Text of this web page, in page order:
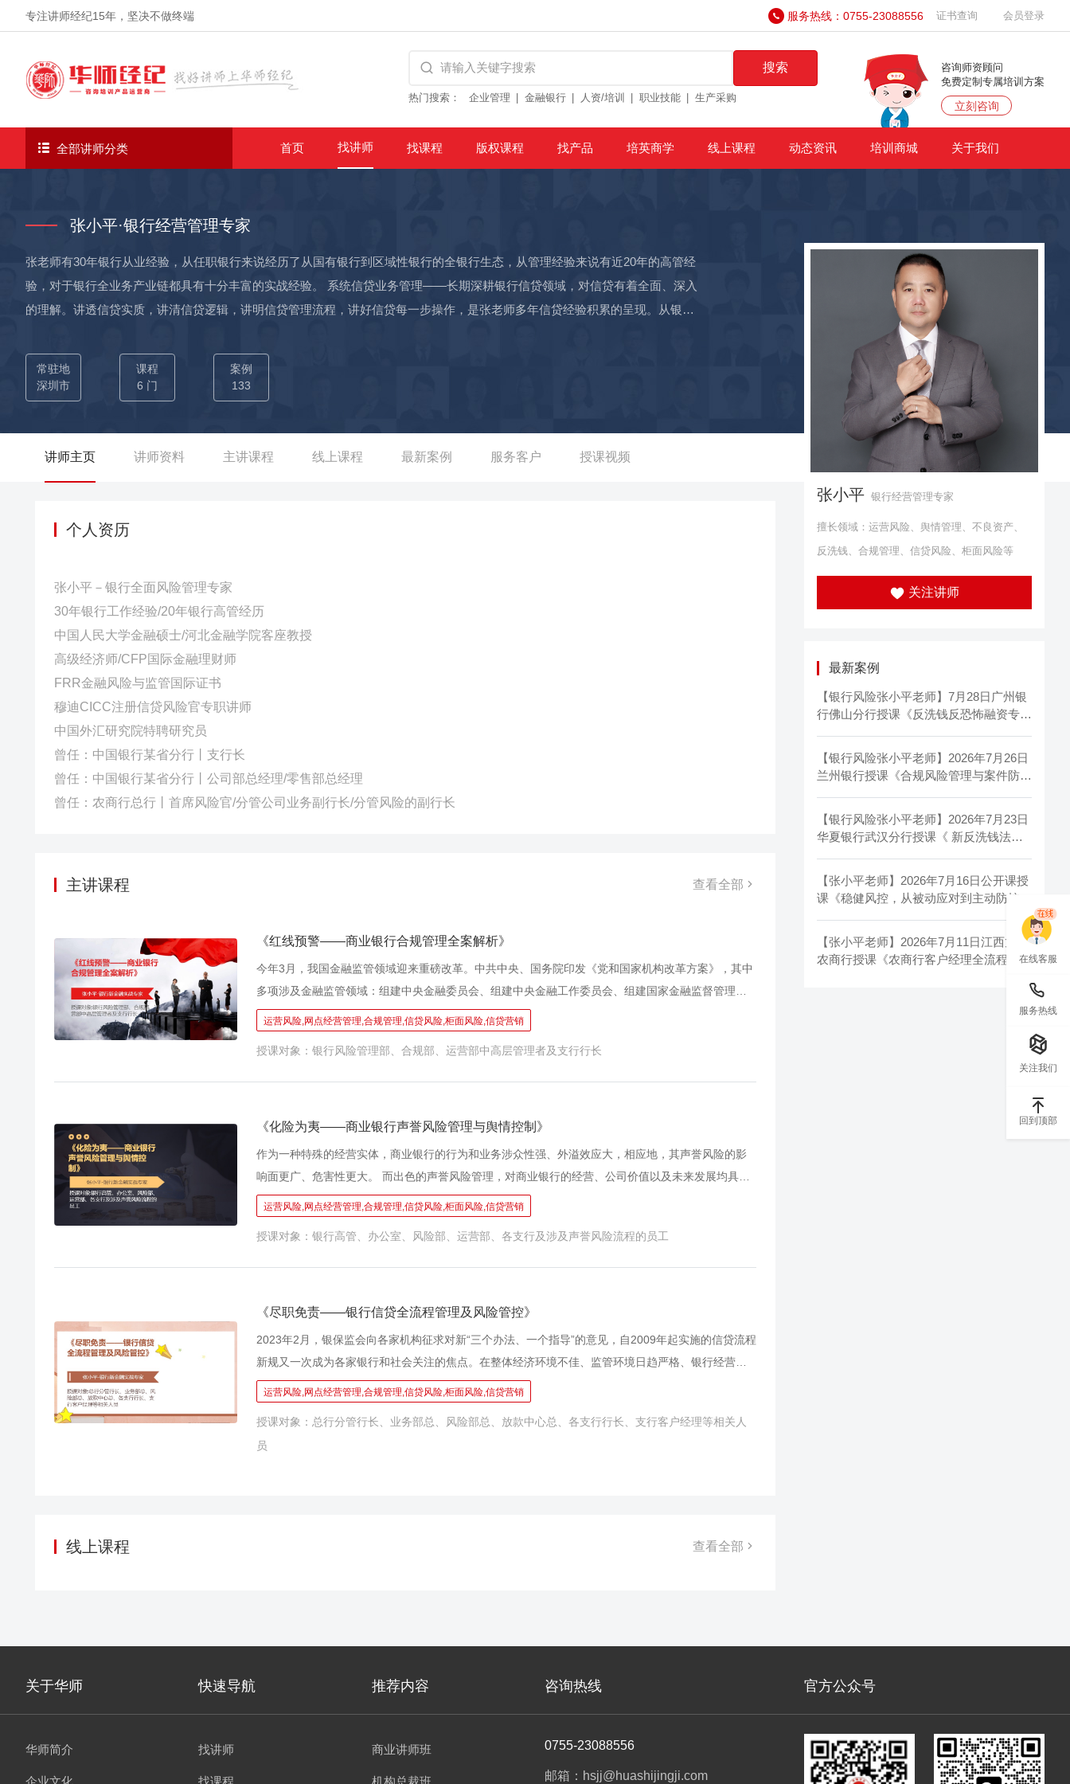
专注讲师经纪15年 ，坚决不做终端 服务热线：0755-23088556 证书查询 会员登录
搜索
热门搜索： 企业管理 金融银行 人资/培训 职业技能 生产采购
咨询师资顾问
免费定制专属培训方案
立刻咨询
全部讲师分类 首页 找讲师 找课程 版权课程 找产品 培英商学 线上课程 动态资讯 培训商城 关于我们
张小平·银行经营管理专家
张老师有30年银行从业经验，从任职银行来说经历了从国有银行到区域性银行的全银行生态，从管理经验来说有近20年的高管经
验，对于银行全业务产业链都具有十分丰富的实战经验。 系统信贷业务管理——长期深耕银行信贷领域，对信贷有着全面、深入
的理解。讲透信贷实质，讲清信贷逻辑，讲明信贷管理流程，讲好信贷每一步操作，是张老师多年信贷经验积累的呈现。从银行
险体系化建设——张老师主导过总行全面风险管理体系的建设，对银行各类别的风险管理具有很高的认知与实践,在信用风险、操
作风险、声誉风险、合规风险、法律风险的管控方面有着独到的认知和方法论。 创新风险数据化管理——曾统筹协调资产负债、
计划财务等多条线工作，建立了银行流动性风险管理系统，运用数据、参数、技术等多维度精细化进行数据核检，充分实现银行
多门信贷营销、普惠信贷、全面风险管理、银行数字化转型等方向课程，进行多次的银行培训与人才培养。 培育风险管理人才
浦发银行、华夏银行、杭州银行、农商行等银行参与主持培训。部分服务银行包括：
常驻地
深圳市
课程
6 门
案例
133
讲师主页 讲师资料 主讲课程 线上课程 最新案例 服务客户 授课视频
个人资历
张小平－银行全面风险管理专家
30年银行工作经验/20年银行高管经历
中国人民大学金融硕士/河北金融学院客座教授
高级经济师/CFP国际金融理财师
FRR金融风险与监管国际证书
穆迪CICC注册信贷风险官专职讲师
中国外汇研究院特聘研究员
曾任：中国银行某省分行丨支行长
曾任：中国银行某省分行丨公司部总经理/零售部总经理
曾任：农商行总行丨首席风险官/分管公司业务副行长/分管风险的副行长
主讲课程 查看全部
《红线预警——商业银行合规管理全案解析》
今年3月，我国金融监管领域迎来重磅改革。中共中央、国务院印发《党和国家机构改革方案》，其中
多项涉及金融监管领域：组建中央金融委员会、组建中央金融工作委员会、组建国家金融监督管理总
局、深化地方金融监管体制改革、中国证券监督管理委员会调整为国务院直属机构、统筹推进中国人
民银行分支机构改革。 2023年5月18日，国家金融监督管理总局18日正式挂牌，新一轮金融监管机构
改革迈出重要一步。新的监管机构的设立，必将延续近6年来的强监管、严监管的趋势，金管局的管理
将覆盖面更广、业务检查更深化、处罚力度更强化。 作为银行，如何在这种监管环境下确保稳健发
尺。而这把尺子的“零刻度”就是经营红线，红线在哪里?我们银行离红线远吗？为了银行管理人员和各
级员工主动识别、规避合规风险，更好推动各项业务条线全面合规履职。本课程以案例的形式，切入
银行的各项工作和业务，敲警钟、得教训，从案例剖析中得到经验、得到启发。
运营风险,网点经营管理,合规管理,信贷风险,柜面风险,信贷营销
授课对象：银行风险管理部、合规部、运营部中高层管理者及支行行长
《化险为夷——商业银行声誉风险管理与舆情控制》
作为一种特殊的经营实体，商业银行的行为和业务涉众性强、外溢效应大，相应地，其声誉风险的影
响面更广、危害性更大。 而出色的声誉风险管理，对商业银行的经营、公司价值以及未来发展均具有
重要影响。 而在新形势下，银行声誉风险的管理面临着更复杂的环境。无论是监管环境的变化、全媒
体时代的到来，声誉风险管理压力和难度不断加大。 银行如何建立声誉风险管理体系、如何控制声誉
风险处置流程、如何形成良好的声誉风险全员参与局面，如何将舆情管理成为银行的秘密武器，本课
程将系统的呈现、论述、解决。
运营风险,网点经营管理,合规管理,信贷风险,柜面风险,信贷营销
授课对象：银行高管、办公室、风险部、运营部、各支行及涉及声誉风险流程的员工
《尽职免责——银行信贷全流程管理及风险管控》
2023年2月，银保监会向各家机构征求对新“三个办法、一个指导”的意见，自2009年起实施的信贷流程
新规又一次成为各家银行和社会关注的焦点。在整体经济环境不佳、监管环境日趋严格、银行经营压
力不断增大的背景下，信贷业务当中暴露的问题也越来越多，因信贷流程中违规受到处罚的从业人员
也越来越多。如何管控信贷风险，如何在信贷流程中做到尽职免责，如何做好信贷全流程风险控制，
是摆在银行经管层、业务部门、风控部门、支行长、客户经理面前的一大难题。本课程将从信贷全流
程的每一个环节进行解析，每一个环节进行案例配套，告诉银行人原本的答案。
运营风险,网点经营管理,合规管理,信贷风险,柜面风险,信贷营销
授课对象：总行分管行长、业务部总、风险部总、放款中心总、各支行行长、支行客户经理等相关人
员
线上课程 查看全部
张小平 银行经营管理专家
擅长领域：运营风险、舆情管理、不良资产、
反洗钱、合规管理、信贷风险、柜面风险等
关注讲师
最新案例
【银行风险张小平老师】7月28日广州银
行佛山分行授课《反洗钱反恐怖融资专项
【银行风险张小平老师】2026年7月26日
兰州银行授课《合规风险管理与案件防控
【银行风险张小平老师】2026年7月23日
华夏银行武汉分行授课《 新反洗钱法解
【张小平老师】2026年7月16日公开课授
课《稳健风控，从被动应对到主动防控的
【张小平老师】2026年7月11日江西龙南
农商行授课《农商行客户经理全流程风控
关于华师 快速导航 推荐内容 咨询热线 官方公众号
华师简介
企业文化
找讲师
找课程
商业讲师班
机构总裁班
0755-23088556
邮箱：hsjj@huashijingji.com
在线客服
服务热线
关注我们
回到顶部